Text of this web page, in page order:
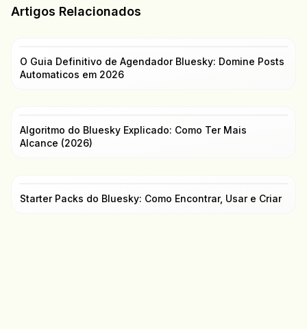
Artigos Relacionados
O Guia Definitivo de Agendador Bluesky: Domine Posts
Automaticos em 2026
Algoritmo do Bluesky Explicado: Como Ter Mais
Alcance (2026)
Starter Packs do Bluesky: Como Encontrar, Usar e Criar